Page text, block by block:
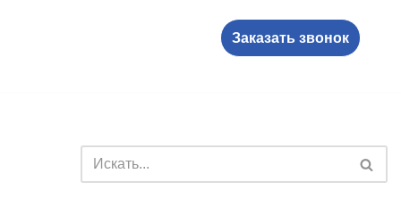
Заказать звонок